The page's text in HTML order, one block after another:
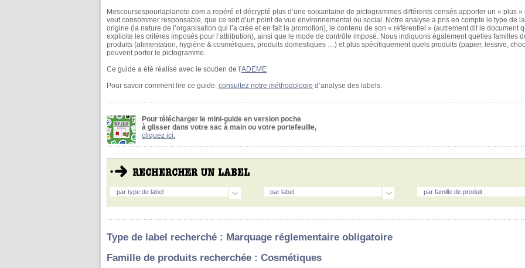
Mescoursespourlaplanete.com a repéré et décrypté plus d’une soixantaine de pictogrammes différents censés apporter un « plus »
veut consommer responsable, que ce soit d’un point de vue environnemental ou social. Notre analyse a pris en compte le type de
origine (la nature de l’organisation qui l’a créé et en fait la promotion), le contenu de son « référentiel » (autrement dit le document
explicite les critères imposés pour l’attribution), ainsi que le mode de contrôle imposé. Nous indiquons également quelles familles
produits (alimentation, hygiène & cosmétiques, produits domestiques …) et plus spécifiquement quels produits (papier, lessive,
peuvent porter le pictogramme.
Ce guide a été réalisé avec le soutien de l'ADEME
Pour savoir comment lire ce guide, consultez notre méthodologie d’analyse des labels.
Pour télécharger le mini-guide en version poche
à glisser dans votre sac à main ou votre portefeuille,
cliquez ici.
par type de label par label par famille de produit
Type de label recherché : Marquage réglementaire obligatoire
Famille de produits recherchée : Cosmétiques